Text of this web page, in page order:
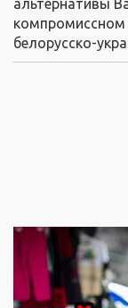
компромиссном
белорусско-